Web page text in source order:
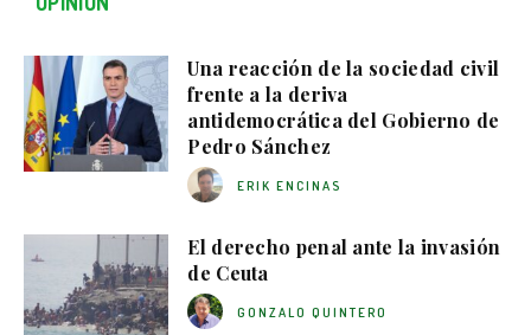
Una reacción de la sociedad civil
frente a la deriva
antidemocrática del Gobierno de
Pedro Sánchez
ERIK ENCINAS
El derecho penal ante la invasión
de Ceuta
GONZALO QUINTERO